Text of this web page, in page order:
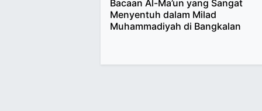
Bacaan Al-Ma’un yang Sangat
Menyentuh dalam Milad
Muhammadiyah di Bangkalan